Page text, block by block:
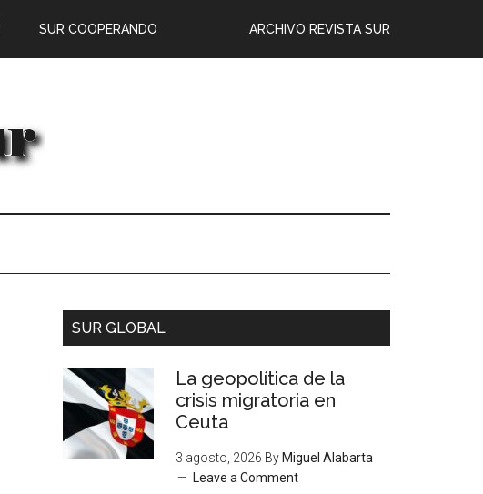
ARCHIVO REVISTA SUR
SUR COOPERANDO
SUR GLOBAL
La geopolítica de la
crisis migratoria en
Ceuta
3 agosto, 2026 By Miguel Alabarta
Leave a Comment